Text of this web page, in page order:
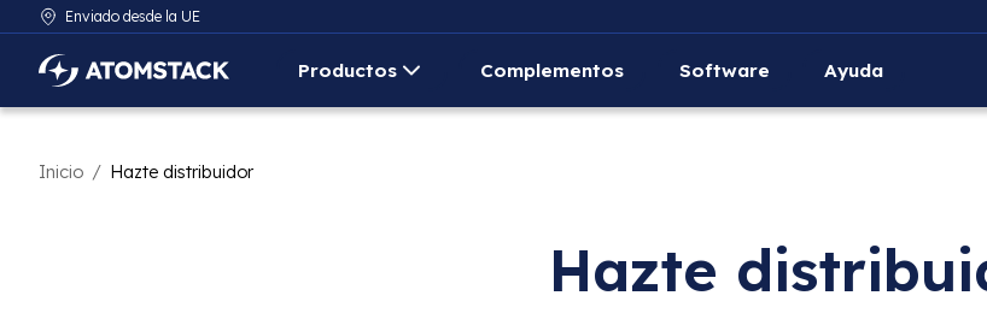
Enviado desde la UE
AtomStack Europe Productos Complementos Software Ayuda
Inicio / Hazte distribuidor
Hazte